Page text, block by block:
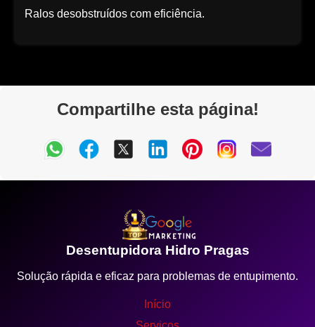
Ralos desobstruídos com eficiência.
Compartilhe esta página!
Desentupidora Hidro Pragas
Solução rápida e eficaz para problemas de entupimento.
Início